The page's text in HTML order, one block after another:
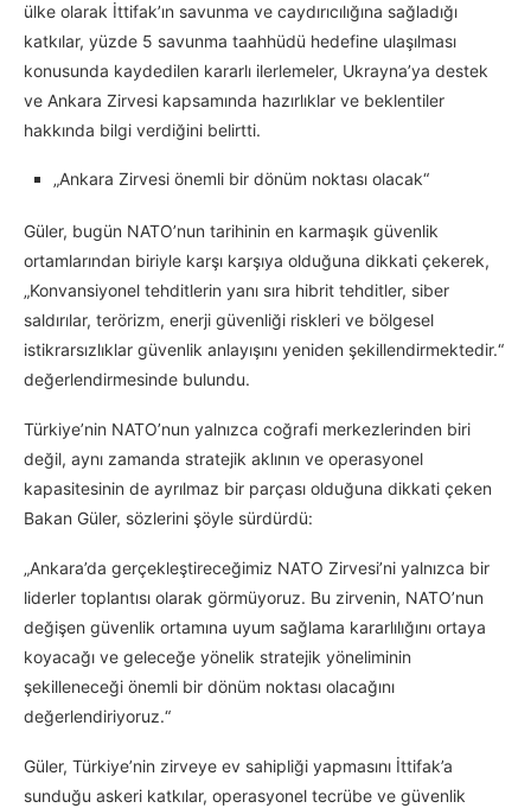
ülke olarak İttifak’ın savunma ve caydırıcılığına sağladığı
katkılar, yüzde 5 savunma taahhüdü hedefine ulaşılması
konusunda kaydedilen kararlı ilerlemeler, Ukrayna’ya destek
ve Ankara Zirvesi kapsamında hazırlıklar ve beklentiler
hakkında bilgi verdiğini belirtti.
„Ankara Zirvesi önemli bir dönüm noktası olacak“
Güler, bugün NATO’nun tarihinin en karmaşık güvenlik
ortamlarından biriyle karşı karşıya olduğuna dikkati çekerek,
„Konvansiyonel tehditlerin yanı sıra hibrit tehditler, siber
saldırılar, terörizm, enerji güvenliği riskleri ve bölgesel
istikrarsızlıklar güvenlik anlayışını yeniden şekillendirmektedir.“
değerlendirmesinde bulundu.
Türkiye’nin NATO’nun yalnızca coğrafi merkezlerinden biri
değil, aynı zamanda stratejik aklının ve operasyonel
kapasitesinin de ayrılmaz bir parçası olduğuna dikkati çeken
Bakan Güler, sözlerini şöyle sürdürdü:
„Ankara’da gerçekleştireceğimiz NATO Zirvesi’ni yalnızca bir
liderler toplantısı olarak görmüyoruz. Bu zirvenin, NATO’nun
değişen güvenlik ortamına uyum sağlama kararlılığını ortaya
koyacağı ve geleceğe yönelik stratejik yöneliminin
şekilleneceği önemli bir dönüm noktası olacağını
değerlendiriyoruz.“
Güler, Türkiye’nin zirveye ev sahipliği yapmasını İttifak’a
sunduğu askeri katkılar, operasyonel tecrübe ve güvenlik